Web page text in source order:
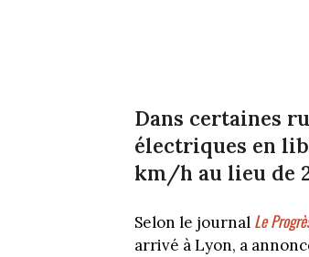
Dans certaines
électriques en
km/h au lieu de
Selon le journal Le
arrivé à Lyon, a